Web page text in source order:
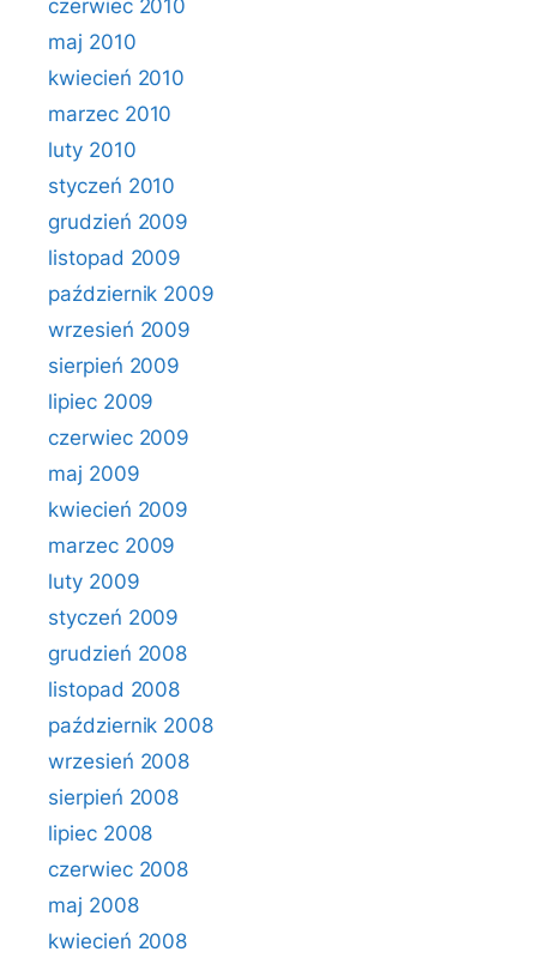
czerwiec 2010
maj 2010
kwiecień 2010
marzec 2010
luty 2010
styczeń 2010
grudzień 2009
listopad 2009
październik 2009
wrzesień 2009
sierpień 2009
lipiec 2009
czerwiec 2009
maj 2009
kwiecień 2009
marzec 2009
luty 2009
styczeń 2009
grudzień 2008
listopad 2008
październik 2008
wrzesień 2008
sierpień 2008
lipiec 2008
czerwiec 2008
maj 2008
kwiecień 2008